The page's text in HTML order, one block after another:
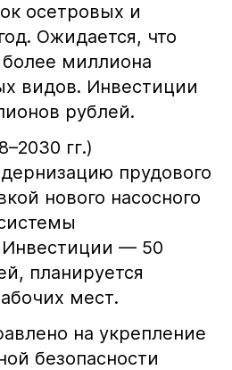
осетровых и
Ожидается, что
миллиона
видов. Инвестиции
рублей.
гг.)
прудового
нового насосного
Инвестиции — 50
планируется
мест.
на укрепление
безопасности